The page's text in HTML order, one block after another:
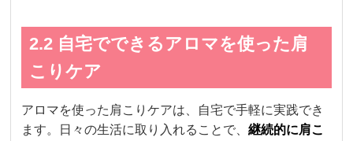
2.2 自宅でできるアロマを使った肩
こりケア
アロマを使った肩こりケアは、自宅で手軽に実践でき
ます。日々の生活に取り入れることで、継続的に肩こ